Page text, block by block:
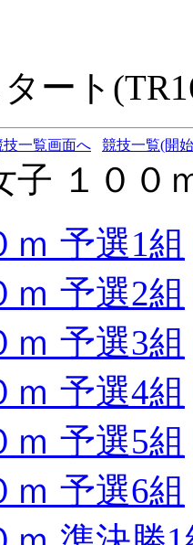
ート
技一覧画面へ 競技一覧(開
子 １００
ｍ 予選1組
ｍ 予選2組
ｍ 予選3組
ｍ 予選4組
ｍ 予選5組
ｍ 予選6組